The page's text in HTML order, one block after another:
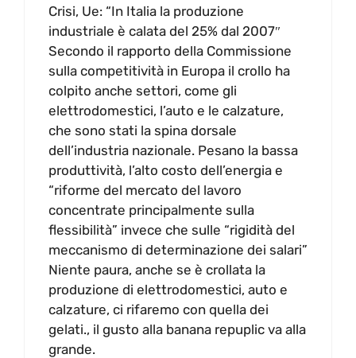
Crisi, Ue: “In Italia la produzione
industriale è calata del 25% dal 2007″
Secondo il rapporto della Commissione
sulla competitività in Europa il crollo ha
colpito anche settori, come gli
elettrodomestici, l’auto e le calzature,
che sono stati la spina dorsale
dell’industria nazionale. Pesano la bassa
produttività, l’alto costo dell’energia e
“riforme del mercato del lavoro
concentrate principalmente sulla
flessibilità” invece che sulle “rigidità del
meccanismo di determinazione dei salari”
Niente paura, anche se è crollata la
produzione di elettrodomestici, auto e
calzature, ci rifaremo con quella dei
gelati., il gusto alla banana repuplic va alla
grande.